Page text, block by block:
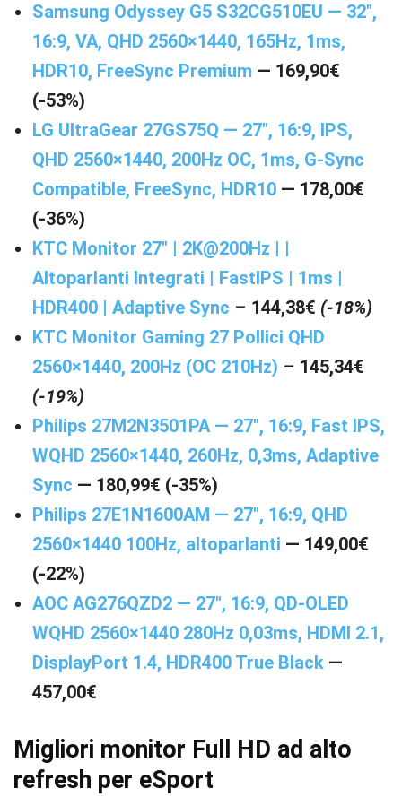
Samsung Odyssey G5 S32CG510EU — 32″,
16:9, VA, QHD 2560×1440, 165Hz, 1ms,
HDR10, FreeSync Premium — 169,90€
(-53%)
LG UltraGear 27GS75Q — 27″, 16:9, IPS,
QHD 2560×1440, 200Hz OC, 1ms, G-Sync
Compatible, FreeSync, HDR10 — 178,00€
(-36%)
KTC Monitor 27″ | 2K@200Hz | |
Altoparlanti Integrati | FastIPS | 1ms |
HDR400 | Adaptive Sync – 144,38€ (-18%)
KTC Monitor Gaming 27 Pollici QHD
2560×1440, 200Hz (OC 210Hz) – 145,34€
(-19%)
Philips 27M2N3501PA — 27″, 16:9, Fast IPS,
WQHD 2560×1440, 260Hz, 0,3ms, Adaptive
Sync — 180,99€ (-35%)
Philips 27E1N1600AM — 27″, 16:9, QHD
2560×1440 100Hz, altoparlanti — 149,00€
(-22%)
AOC AG276QZD2 — 27″, 16:9, QD-OLED
WQHD 2560×1440 280Hz 0,03ms, HDMI 2.1,
DisplayPort 1.4, HDR400 True Black —
457,00€
Migliori monitor Full HD ad alto
refresh per eSport